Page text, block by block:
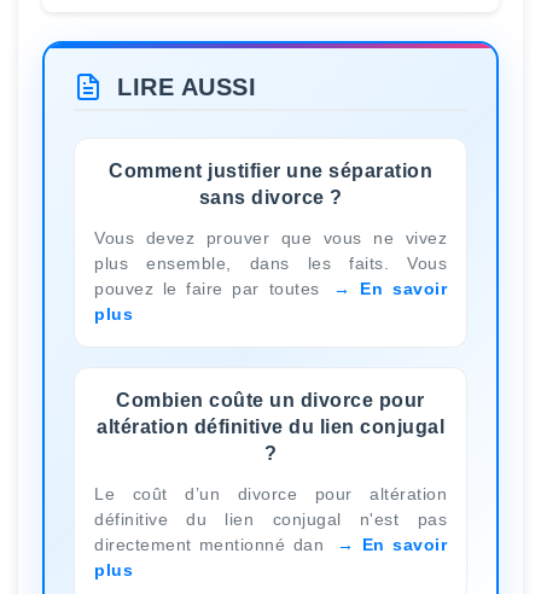
LIRE AUSSI
Comment justifier une séparation
sans divorce ?
Vous devez prouver que vous ne vivez
plus ensemble, dans les faits. Vous
pouvez le faire par toutes
En savoir
plus
Combien coûte un divorce pour
altération définitive du lien conjugal
?
Le coût d’un divorce pour altération
définitive du lien conjugal n'est pas
directement mentionné dan
En savoir
plus